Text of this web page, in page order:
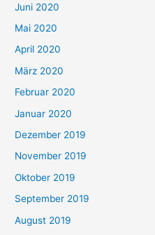
Juni 2020
Mai 2020
April 2020
März 2020
Februar 2020
Januar 2020
Dezember 2019
November 2019
Oktober 2019
September 2019
August 2019